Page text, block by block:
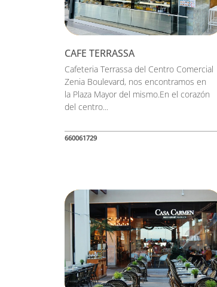
CAFE TERRASSA
Cafeteria Terrassa del Centro Comercial
Zenia Boulevard, nos encontramos en
la Plaza Mayor del mismo.En el corazón
del centro...
660061729